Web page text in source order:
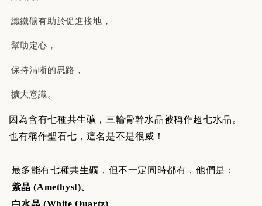
纖鐵礦有助於促進接地，
幫助定心，
保持清晰的思路，
擴大意識。
因為含有七種共生礦，三輪骨幹水晶被稱作超七水晶。
也有稱作聖石七，這名是不是很威！
最多能有七種共生礦，但不一定同時都有，他們是：
紫晶 (Amethyst)、
白水晶 (White Quartz)、